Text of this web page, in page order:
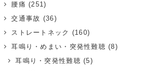
腰痛 (251)
交通事故 (36)
ストレートネック (160)
耳鳴り・めまい・突発性難聴 (8)
耳鳴り・突発性難聴 (5)